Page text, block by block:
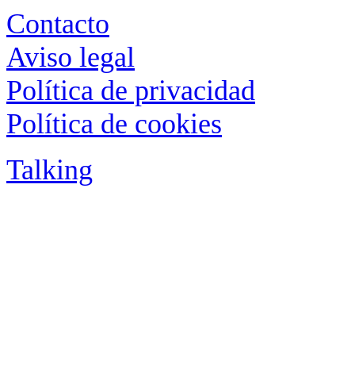
Contacto
Aviso legal
Política de privacidad
Política de cookies
Talking